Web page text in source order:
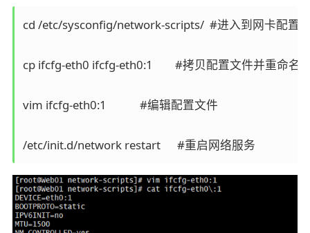
cd /etc/sysconfig/network-scripts/  #进入到网卡配置
cp ifcfg-eth0 ifcfg-eth0:1        #拷贝配置文件并重命名
vim ifcfg-eth0:1            #编辑配置文件